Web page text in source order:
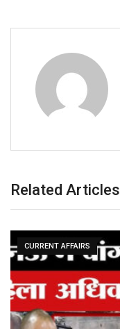
Related Articles
CURRENT AFFAIRS